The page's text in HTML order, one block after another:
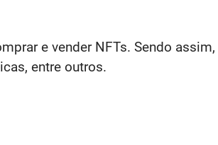
e vender NFTs. Sendo
entre outros.